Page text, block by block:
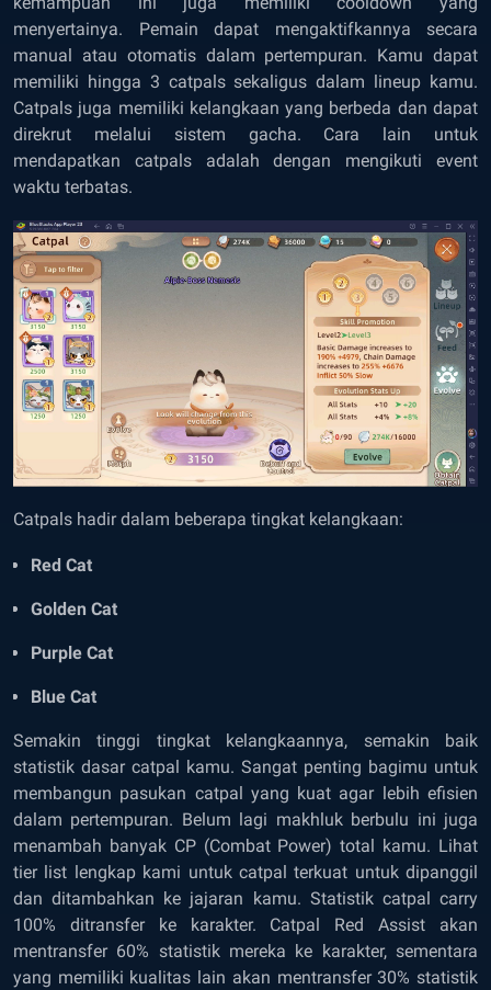
menyertainya. Pemain dapat mengaktifkannya secara
manual atau otomatis dalam pertempuran. Kamu dapat
memiliki hingga 3 catpals sekaligus dalam lineup kamu.
Catpals juga memiliki kelangkaan yang berbeda dan dapat
direkrut melalui sistem gacha. Cara lain untuk
mendapatkan catpals adalah dengan mengikuti event
waktu terbatas.
Catpals hadir dalam beberapa tingkat kelangkaan:
Red Cat
Golden Cat
Purple Cat
Blue Cat
Semakin tinggi tingkat kelangkaannya, semakin baik
statistik dasar catpal kamu. Sangat penting bagimu untuk
membangun pasukan catpal yang kuat agar lebih efisien
dalam pertempuran. Belum lagi makhluk berbulu ini juga
menambah banyak CP (Combat Power) total kamu. Lihat
tier list lengkap kami untuk catpal terkuat untuk dipanggil
dan ditambahkan ke jajaran kamu. Statistik catpal carry
100% ditransfer ke karakter. Catpal Red Assist akan
mentransfer 60% statistik mereka ke karakter, sementara
yang memiliki kualitas lain akan mentransfer 30% statistik